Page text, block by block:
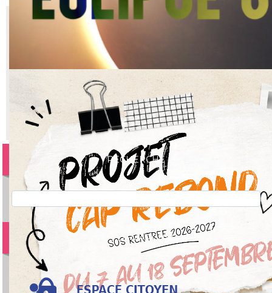
Sont sanctionnés les travaux réalisés sans autorisations
ou non conformes à l’autorisation délivrée. Les travaux ne
peuvent débuter qu’à la notification de l’arrêté de permis
de construire. Quand la commune a connaissance d’une
infraction, elle dresse un procès-verbal et le transmet au
Procureur de la République qui peut engager des
poursuites pénales à l’encontre du contrevenant.
RECHERCHE
VOS DÉMARCHES